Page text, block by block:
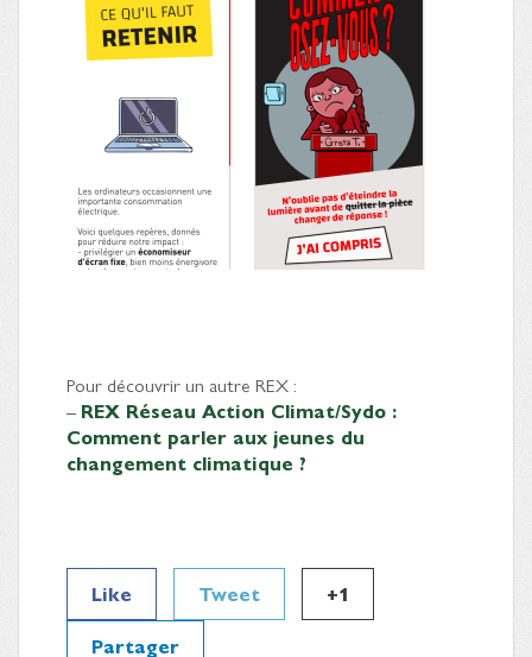
Pour découvrir un autre REX :
– REX Réseau Action Climat/Sydo :
Comment parler aux jeunes du
changement climatique ?
Like Tweet
+1
Partager